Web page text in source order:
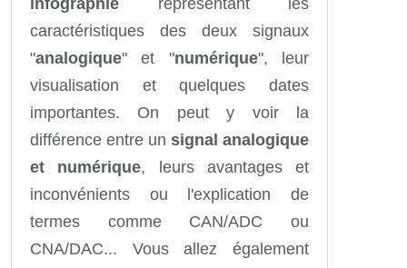
infographie représentant les
caractéristiques des deux signaux
"analogique" et "numérique", leur
visualisation et quelques dates
importantes. On peut y voir la
différence entre un signal analogique
et numérique, leurs avantages et
inconvénients ou l'explication de
termes comme CAN/ADC ou
CNA/DAC... Vous allez également